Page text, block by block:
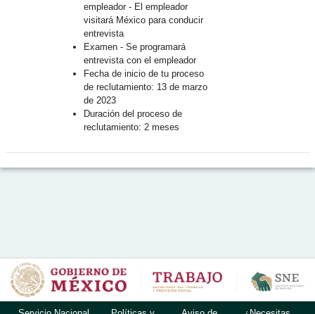
empleador - El empleador
visitará México para conducir
entrevista
Examen - Se programará
entrevista con el empleador
Fecha de inicio de tu proceso
de reclutamiento: 13 de marzo
de 2023
Duración del proceso de
reclutamiento: 2 meses